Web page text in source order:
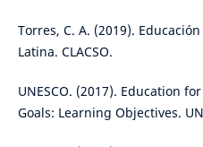
Torres, C. A. (2019).
Latina. CLACSO.
UNESCO. (2017). Education
Goals: Learning Objectives.